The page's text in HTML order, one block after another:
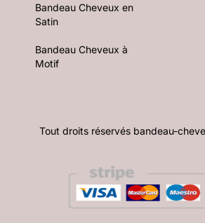
Bandeau Cheveux en
Satin
Bandeau Cheveux à
Motif
Tout droits réservés bandeau-